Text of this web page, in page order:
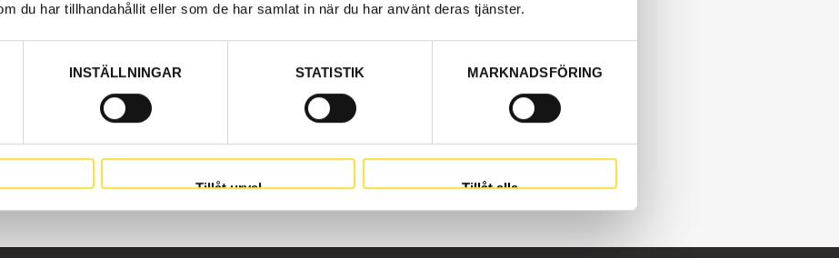
du har tillhandahållit eller som de har samlat in när du har använt deras tjänster.
INSTÄLLNINGAR STATISTIK MARKNADSFÖRING
Tillåt urval Tillåt alla